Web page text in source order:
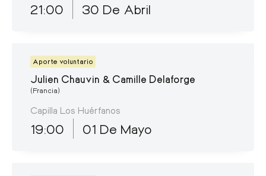
21:00 30 De Abril
Aporte voluntario
Julien Chauvin & Camille Delaforge
(Francia)
Capilla Los Huérfanos
19:00 01 De Mayo